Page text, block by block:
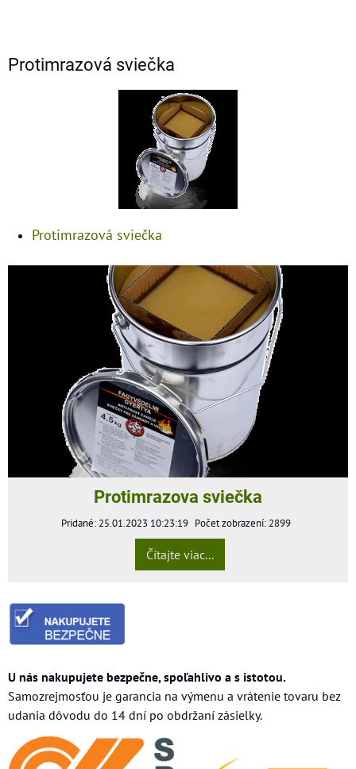
Protimrazová sviečka
Protimrazová sviečka
Protimrazova sviečka
Pridané: 25.01.2023 10:23:19 Počet zobrazení: 2899
Čítajte viac...
U nás nakupujete bezpečne, spoľahlivo a s istotou.
Samozrejmosťou je garancia na výmenu a vrátenie tovaru bez
udania dôvodu do 14 dní po obdržaní zásielky.